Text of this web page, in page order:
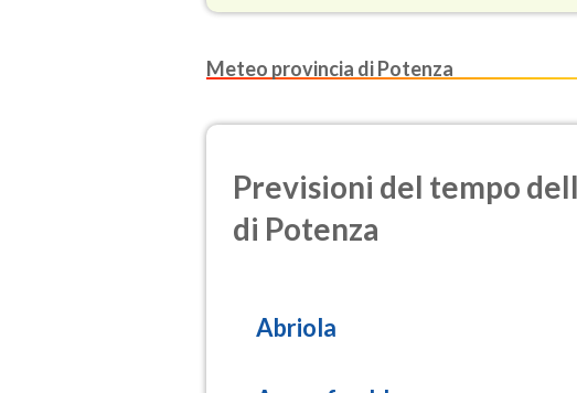
O3
(Ozono)
SO2
Meteo provincia di Potenza
Previsioni del tempo
di Potenza
Abriola